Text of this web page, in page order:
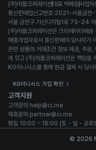
(주)마플코퍼레이션 대표 박혜윤사업
통신판매업신고번호 2021-서울금천
서울 금천구 가산디지털1로 75-24
(주)마플코퍼레이션은 크리에이터배
매중개업자로서 통신판매의 당사자가
관련 상품의 거래조건 정보 제공, 주문,
게 있고 (주)마플코퍼레이션은 책임을
KG이니시스를 통해 현금 결제 시 당
KG이니시스 가입 확인
고객지원
고객문의 help@ci.me
제휴문의 partner@ci.me
평일 10:00 ~ 18:00 (토・일・공휴
© 2026